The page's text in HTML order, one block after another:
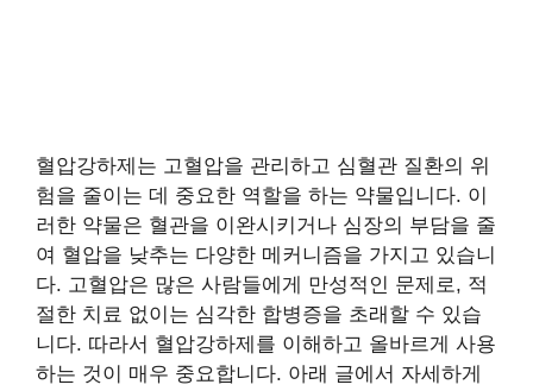
혈압강하제는 고혈압을 관리하고 심혈관 질환의 위
험을 줄이는 데 중요한 역할을 하는 약물입니다. 이
러한 약물은 혈관을 이완시키거나 심장의 부담을 줄
여 혈압을 낮추는 다양한 메커니즘을 가지고 있습니
다. 고혈압은 많은 사람들에게 만성적인 문제로, 적
절한 치료 없이는 심각한 합병증을 초래할 수 있습
니다. 따라서 혈압강하제를 이해하고 올바르게 사용
하는 것이 매우 중요합니다. 아래 글에서 자세하게